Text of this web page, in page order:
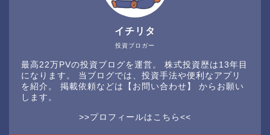
投資ブロガー
イチリタ
最高22万PVの投資ブログを運営。 株式投資歴は13年目
になります。 当ブログでは、投資手法や便利なアプリ
を紹介。 掲載依頼などは
【お問い合わせ】
からお願い
します。
>>プロフィールはこちら<<